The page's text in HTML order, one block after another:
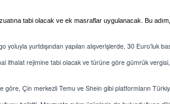
tabi olacak ve ek masraflar uygulanacak. Bu
yoluyla yurtdışından yapılan alışverişlerde, 30
ithalat rejimine tabi olacak ve türüne göre gümrük
göre, Çin merkezli Temu ve Shein gibi platformların